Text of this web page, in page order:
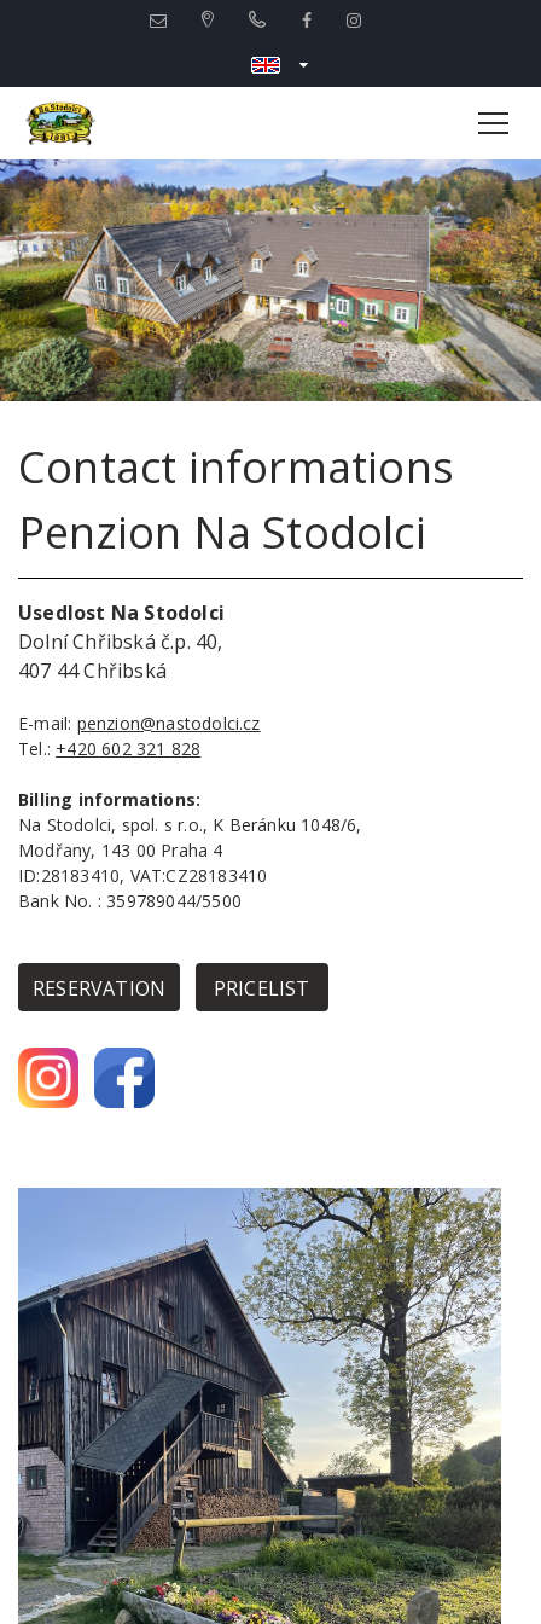
Contact informations
Penzion Na Stodolci
Usedlost Na Stodolci
Dolní Chřibská č.p. 40,
407 44 Chřibská
E-mail: penzion@nastodolci.cz
Tel.: +420 602 321 828
Billing informations:
Na Stodolci, spol. s r.o., K Beránku 1048/6,
Modřany, 143 00 Praha 4
ID:28183410, VAT:CZ28183410
Bank No. : 359789044/5500
RESERVATION PRICELIST